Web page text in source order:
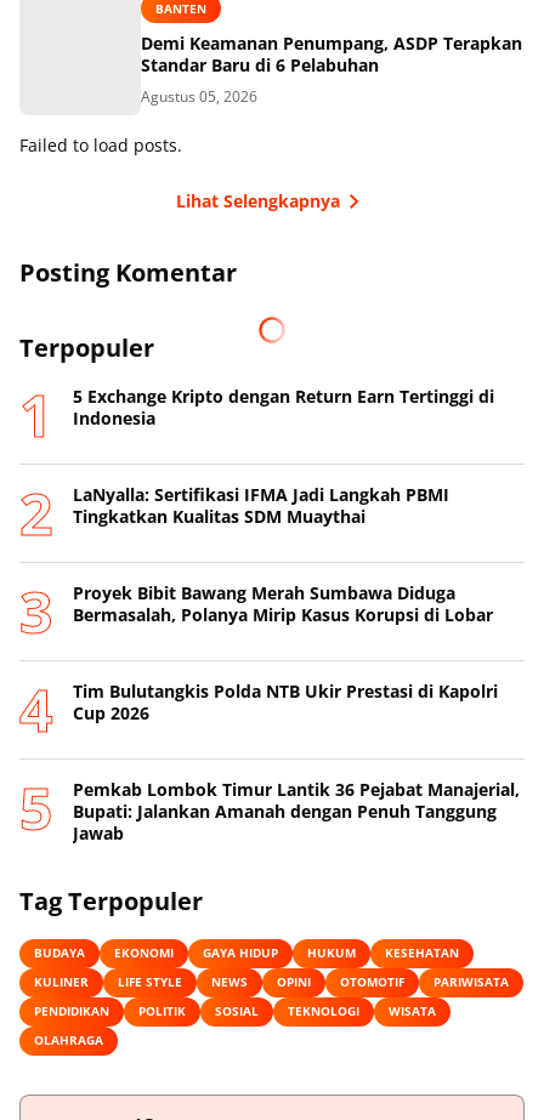
BANTEN
Demi Keamanan Penumpang, ASDP Terapkan
Standar Baru di 6 Pelabuhan
Agustus 05, 2026
Failed to load posts.
Lihat Selengkapnya
Posting Komentar
Terpopuler
5 Exchange Kripto dengan Return Earn Tertinggi di
Indonesia
LaNyalla: Sertifikasi IFMA Jadi Langkah PBMI
Tingkatkan Kualitas SDM Muaythai
Proyek Bibit Bawang Merah Sumbawa Diduga
Bermasalah, Polanya Mirip Kasus Korupsi di Lobar
Tim Bulutangkis Polda NTB Ukir Prestasi di Kapolri
Cup 2026
Pemkab Lombok Timur Lantik 36 Pejabat Manajerial,
Bupati: Jalankan Amanah dengan Penuh Tanggung
Jawab
Tag Terpopuler
BUDAYA EKONOMI GAYA HIDUP HUKUM
KESEHATAN
KULINER
LIFE STYLE NEWS OPINI OTOMOTIF
PARIWISATA
PENDIDIKAN
POLITIK SOSIAL TEKNOLOGI
WISATA
OLAHRAGA